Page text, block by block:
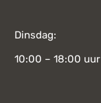
Dinsdag:
10:00 – 18:00 uur